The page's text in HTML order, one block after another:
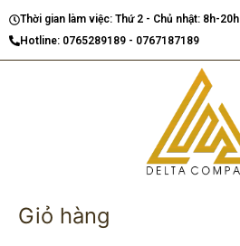
tới
nội
Thời gian làm việc: Thứ 2 - Chủ nhật: 8h-20h
Hotline: 0765289189 - 0767187189
Giỏ hàng